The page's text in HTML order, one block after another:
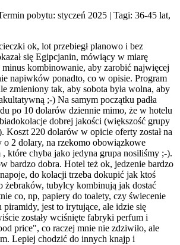
pobytu: styczeń 2025 | Tagi: 36-45 lat,
ok, lot przebiegł planowo i bez
się Egipcjanin, mówiący w miarę
kombinowanie, aby zarobić najwięcej
napiwków ponadto, co w opisie. Program
zmieniony tak, aby sobota była wolna, aby
;-) Na samym początku padła
po 10 dolarów dziennie mimo, że w hotelu
dobrej jakości (większość grupy
Koszt 220 dolarów w opicie oferty został na
o 2 dolary, na rzekomo obowiązkowe
, które chyba jako jedyna grupa nosiliśmy ;-).
bardzo dobra. Hotel też ok, jedzenie bardzo
do kolacji trzeba dokupić jak ktoś
żebraków, tubylcy kombinują jak dostać
co, np, papiery do toalety, czy świecenie
jest to irytujące, ale idzie się
zostały wciśnięte fabryki perfum i
price", co raczej mnie nie zdziwiło, ale
Lepiej chodzić do innych knajp i